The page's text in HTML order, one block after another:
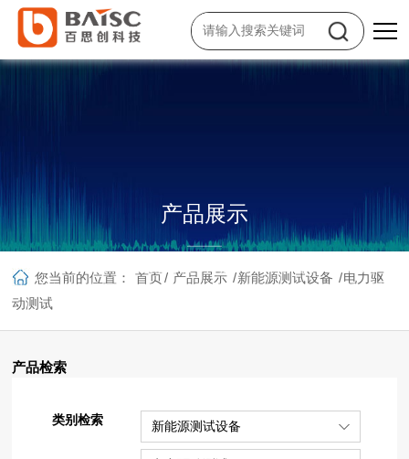
产品展示
面向工业电子制造、通信及信息技术、教育科研、微电子、新能源、生物
医药、节能环保等行业和领域的客户，提供增值销售、科技租赁、系统集
您当前的位置： 首页/ 产品展示 /新能源测试设备 /电力驱
动测试
产品检索
类别检索 新能源测试设备